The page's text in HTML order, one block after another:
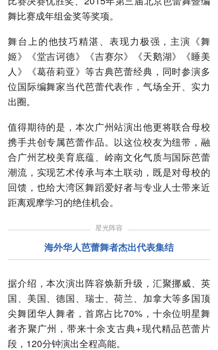
舞比赛成年组金奖等奖项。
舞台上的他技巧精湛、表现力极强，主演《舞
姬》《堂吉诃德》《吉赛尔》《天鹅湖》《睡美
人》《葛蓓莉亚》等古典芭蕾经典，同时参演多
位国际编舞家当代芭蕾代表作，气场全开、实力
出圈。
值得期待的是，本次广州站演出他更将联合母校
携手共创专属芭蕾作品。以这位校友为纽带，融
合广州艺校美育底蕴、岭南文化气质与国际芭蕾
潮流，实现艺术传承与本土联动，既是对母校的
回馈，也给大湾区舞蹈爱好者与专业人士带来近
距离观摩学习的绝佳机会。
星光阵容
海外华人芭蕾舞者杰出代表集结
据介绍，本次演出阵容焕新升级，汇聚挪威、英
国、美国、德国、瑞士、荷兰、加拿大等多国顶
尖舞团华人舞者，首席占比70%，十余位明星舞
者齐聚广州，带来十余支古典+现代精品芭蕾片
段，120分钟演出全程高能。